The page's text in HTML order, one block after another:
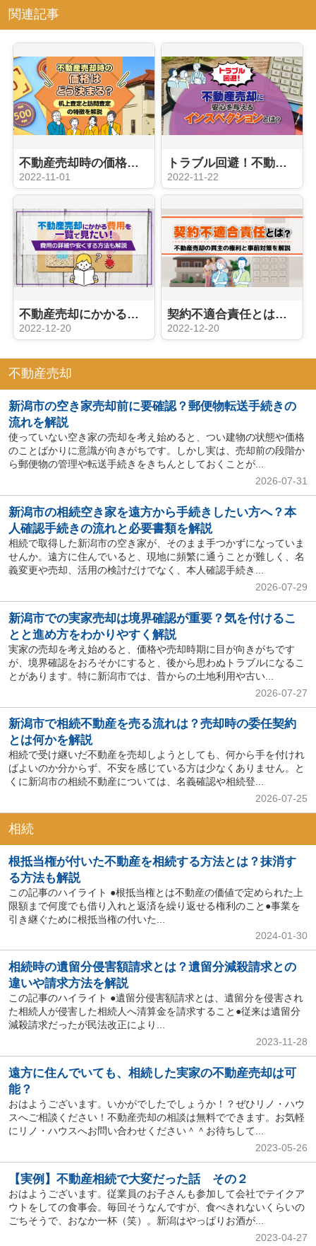
関連記事
不動産売却時の価格はどう決まる？机上査定と訪問査定の特徴を解説
2022-11-01
トラブル回避！不動産売却に安心を与えるインスペクションとは？
2022-11-22
不動産売却にかかる費用を一覧で見たい！費用の詳細や安くする方法も解説
2022-12-20
契約不適合責任とは？不動産売却の買主の権利と事前対策を解説
2022-12-20
不動産売却
新潟市の空き家売却前に要確認？郵便物転送手続きの
流れを解説
使っていない空き家の売却を考え始めると、つい建物の状態や価格
のことばかりに意識が向きがちです。しかし実は、売却前の段階か
ら郵便物の管理や転送手続きをきちんとしておくことが...
2026-07-31
新潟市の相続空き家を遠方から手続きしたい方へ？本
人確認手続きの流れと必要書類を解説
相続で取得した新潟市の空き家が、そのまま手つかずになっていま
せんか。遠方に住んでいると、現地に頻繁に通うことが難しく、名
義変更や売却、活用の検討だけでなく、本人確認手続き...
2026-07-29
新潟市での実家売却は境界確認が重要？気を付けるこ
とと進め方をわかりやすく解説
実家の売却を考え始めると、価格や売却時期に目が向きがちです
が、境界確認をおろそかにすると、後から思わぬトラブルになるこ
とがあります。特に新潟市では、昔からの土地利用や古い...
2026-07-27
新潟市で相続不動産を売る流れは？売却時の委任契約
とは何かを解説
相続で受け継いだ不動産を売却しようとしても、何から手を付けれ
ばよいのか分からず、不安を感じている方は少なくありません。と
くに新潟市の相続不動産については、名義確認や相続登...
2026-07-25
相続
根抵当権が付いた不動産を相続する方法とは？抹消す
る方法も解説
この記事のハイライト ●根抵当権とは不動産の価値で定められた上
限額まで何度でも借り入れと返済を繰り返せる権利のこと●事業を
引き継ぐために根抵当権の付いた...
2024-01-30
相続時の遺留分侵害額請求とは？遺留分減殺請求との
違いや請求方法を解説
この記事のハイライト ●遺留分侵害額請求とは、遺留分を侵害され
た相続人が侵害した相続人へ清算金を請求すること●従来は遺留分
減殺請求だったが民法改正により...
2023-11-28
遠方に住んでいても、相続した実家の不動産売却は可
能？
おはようございます。いかがでしたでしょうか！？ぜひリノ・ハウ
スへご相談ください！不動産売却の相談は無料でできます。お気軽
にリノ・ハウスへお問い合わせください＾＾お待ちして...
2023-05-26
【実例】不動産相続で大変だった話 その２
おはようございます。従業員のお子さんも参加して会社でテイクア
ウトをしての食事会。毎回そうなんですが、食べきれないくらいの
ごちそうで、おなか一杯（笑）。新潟はやっぱりお酒が...
2023-04-27